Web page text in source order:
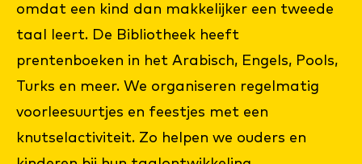
omdat een kind dan makkelijker een tweede
taal leert. De Bibliotheek heeft
prentenboeken in het Arabisch, Engels, Pools,
Turks en meer. We organiseren regelmatig
voorleesuurtjes en feestjes met een
knutselactiviteit. Zo helpen we ouders en